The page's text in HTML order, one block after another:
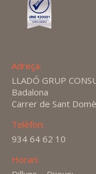
Adreça:
LLADÓ GRUP
Badalona
Carrer de Sant
Telèfon:
934 64 62 10
Horari: